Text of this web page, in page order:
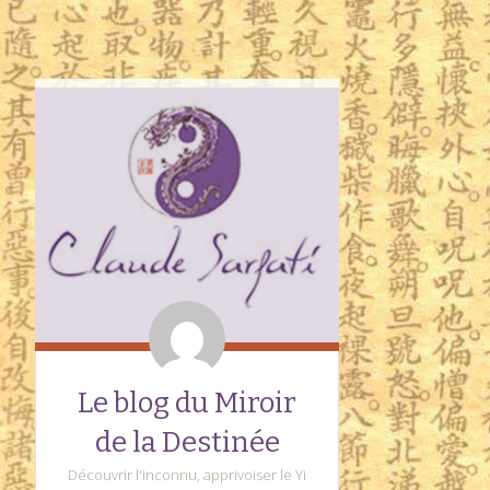
Le blog du Miroir
de la Destinée
Découvrir l'inconnu, apprivoiser le Yi